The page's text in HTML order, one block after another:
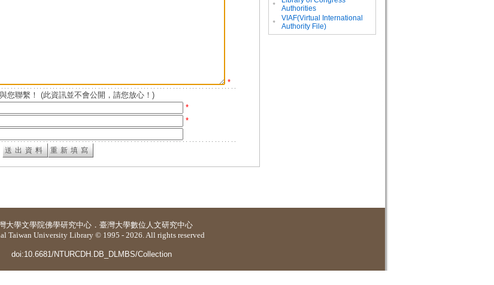
*
您聯繫！ (此資訊並不會公開，請您放心！)
*
*
Authorities
。
VIAF(Virtual International
Authority File)
大學文學院佛學研究中心 ． 臺灣大學數位人文研究中心
Taiwan University Library © 1995 - 2026. All rights reserved
doi:10.6681/NTURCDH.DB_DLMBS/Collection